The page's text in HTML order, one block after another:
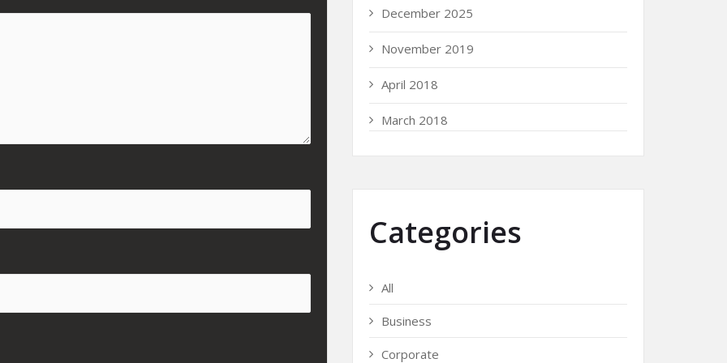
December 2025
November 2019
April 2018
March 2018
Categories
All
Business
Corporate